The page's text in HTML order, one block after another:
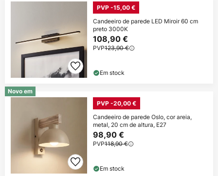
PVP -15,00 €
Candeeiro de parede LED Miroir 60 cm
preto 3000K
108,90 €
PVP123,90 €
Em stock
Novo em
PVP -20,00 €
Candeeiro de parede Oslo, cor areia,
metal, 20 cm de altura, E27
98,90 €
PVP118,90 €
Em stock